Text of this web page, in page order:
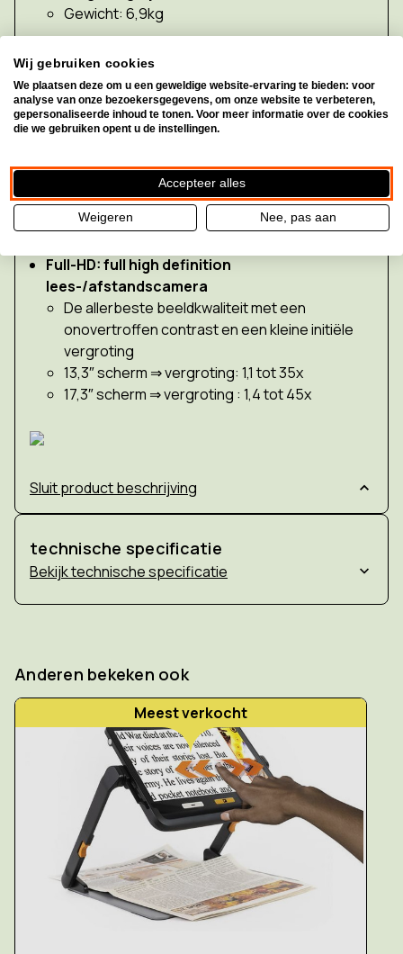
Gewicht: 6,9kg
HD of Full-HD lees-/afstandscamera?
Geef je voorkeur aan compact en een zeer goede
beeldkwaliteit of is een superieure beeldkwaliteit
voor jou een must?
HD: high definition lees-/afstandscamera
Zeer goede beeldkwaliteit
13,3″ scherm ⇒ vergroting: 1,3 tot 35x
Full-HD: full high definition
lees-/afstandscamera
De allerbeste beeldkwaliteit met een
onovertroffen contrast en een kleine initiële
vergroting
13,3″ scherm ⇒ vergroting: 1,1 tot 35x
17,3″ scherm ⇒ vergroting : 1,4 tot 45x
Sluit product beschrijving
technische specificatie
technische specificatie
Anderen bekeken ook
Meest verkocht
Wij gebruiken cookies
We plaatsen deze om u een geweldige website-ervaring te bieden: voor
analyse van onze bezoekersgegevens, om onze website te verbeteren,
gepersonaliseerde inhoud te tonen. Voor meer informatie over de cookies
die we gebruiken opent u de instellingen.
Accepteer alles
Weigeren Nee, pas aan